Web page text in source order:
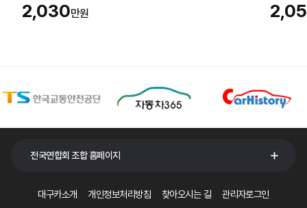
2,030만원
전국연합회 조합 홈페이지
대구카소개 개인정보처리방침 찾아오시는 길 관리자로그인